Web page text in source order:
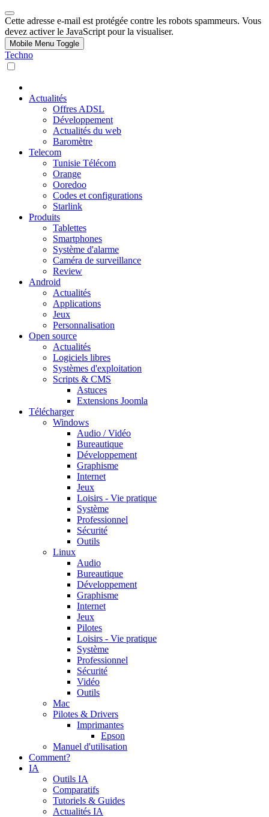
Cette adresse e-mail est protégée contre les robots spammeurs. Vous
devez activer le JavaScript pour la visualiser.
Mobile Menu Toggle
Techno
Actualités
Offres ADSL
Développement
Actualités du web
Baromètre
Telecom
Tunisie Télécom
Orange
Ooredoo
Codes et configurations
Starlink
Produits
Tablettes
Smartphones
Système d'alarme
Caméra de surveillance
Review
Android
Actualités
Applications
Jeux
Personnalisation
Open source
Actualités
Logiciels libres
Systèmes d'exploitation
Scripts & CMS
Astuces
Extensions Joomla
Télécharger
Windows
Audio / Vidéo
Bureautique
Développement
Graphisme
Internet
Jeux
Loisirs - Vie pratique
Système
Professionnel
Sécurité
Outils
Linux
Audio
Bureautique
Développement
Graphisme
Internet
Jeux
Pilotes
Loisirs - Vie pratique
Système
Professionnel
Sécurité
Vidéo
Outils
Mac
Pilotes & Drivers
Imprimantes
Epson
Manuel d'utilisation
Comment?
IA
Outils IA
Comparatifs
Tutoriels & Guides
Actualités IA